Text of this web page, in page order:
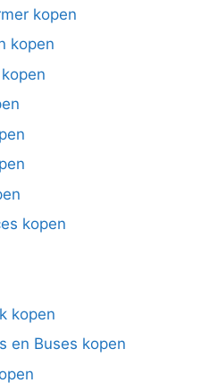
kopen
kopen
kopen
kopen
en Buses kopen